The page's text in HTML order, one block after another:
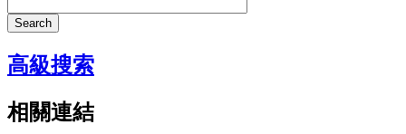
Search
高級搜索
相關連結